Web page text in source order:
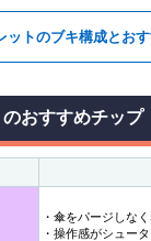
ットのブキ構成とお
おすすめチップ
・傘をパージしな
・操作感がシュー